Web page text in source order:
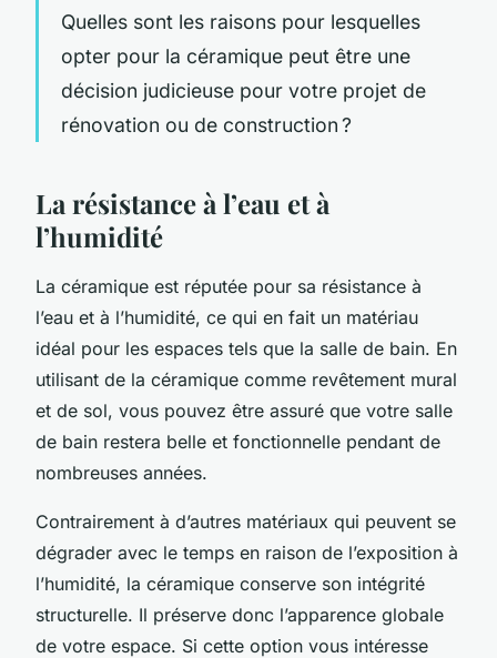
Quelles sont les raisons pour lesquelles
opter pour la céramique peut être une
décision judicieuse pour votre projet de
rénovation ou de construction ?
La résistance à l’eau et à
l’humidité
La céramique est réputée pour sa résistance à
l’eau et à l’humidité, ce qui en fait un matériau
idéal pour les espaces tels que la salle de bain. En
utilisant de la céramique comme revêtement mural
et de sol, vous pouvez être assuré que votre salle
de bain restera belle et fonctionnelle pendant de
nombreuses années.
Contrairement à d’autres matériaux qui peuvent se
dégrader avec le temps en raison de l’exposition à
l’humidité, la céramique conserve son intégrité
structurelle. Il préserve donc l’apparence globale
de votre espace. Si cette option vous intéresse